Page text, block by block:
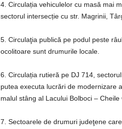
4. Circulația vehiculelor cu masă mai
sectorul intersecție cu str. Magrinii,
5. Circulaţia publică pe podul peste
ocolitoare sunt drumurile locale.
6. Circulația rutieră pe DJ 714,
putea executa lucrări de modernizare
malul stâng al Lacului Bolboci – Cheile
7. Sectoarele de drumuri judeţene